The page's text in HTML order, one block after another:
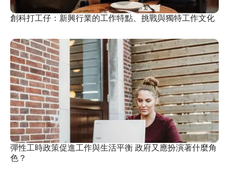
創科打工仔：新興行業的工作特點、挑戰與獨特工作文化
彈性工時政策促進工作與生活平衡 政府又應扮演著什麼角
色？